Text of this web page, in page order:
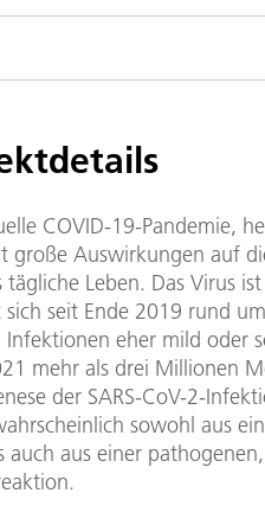
COVID-19-Pandemie,
große Auswirkungen auf
tägliche Leben. Das Virus
seit Ende 2019 rund
Infektionen eher mild oder
mehr als drei Millionen
der SARS-CoV-2-
sowohl aus
auch aus einer